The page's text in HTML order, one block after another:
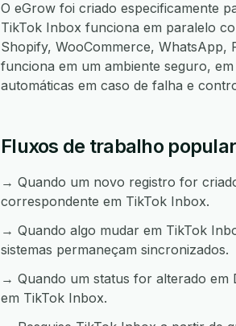
O eGrow foi criado especificamente
TikTok Inbox funciona em paralelo
Shopify, WooCommerce, WhatsApp,
funciona em um ambiente seguro,
automáticas em caso de falha e
Fluxos de trabalho
→ Quando um novo registro for
correspondente em TikTok Inbox.
→ Quando algo mudar em TikTok
sistemas permaneçam sincronizados.
→ Quando um status for alterado em
em TikTok Inbox.